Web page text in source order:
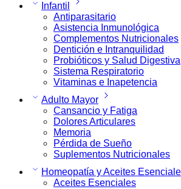
Infantil
Antiparasitario
Asistencia Inmunológica
Complementos Nutricionales
Dentición e Intranquilidad
Probióticos y Salud Digestiva
Sistema Respiratorio
Vitaminas e Inapetencia
Adulto Mayor
Cansancio y Fatiga
Dolores Articulares
Memoria
Pérdida de Sueño
Suplementos Nutricionales
Homeopatía y Aceites
Aceites Esenciales